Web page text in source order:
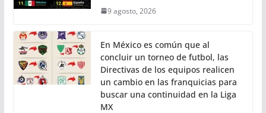
9 agosto, 2026
En México es común que al
concluir un torneo de futbol, las
Directivas de los equipos realicen
un cambio en las franquicias para
buscar una continuidad en la Liga
MX